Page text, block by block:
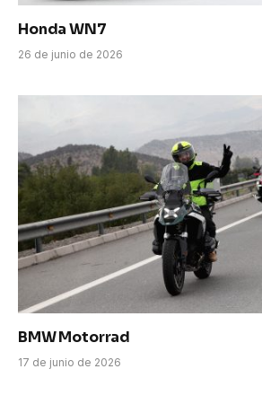
Honda WN7
26 de junio de 2026
BMW Motorrad
17 de junio de 2026